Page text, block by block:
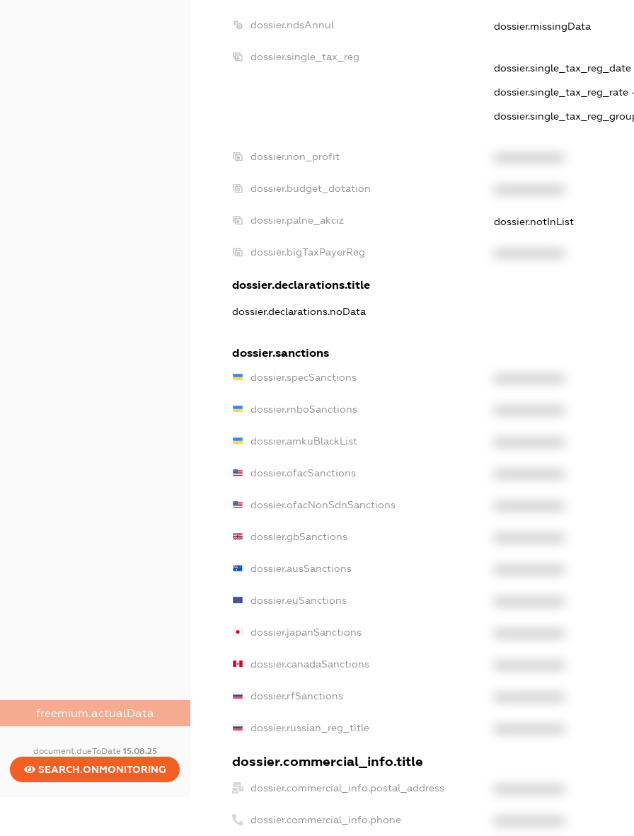
freemium.actualData
document.dueToDate 15.08.25
SEARCH.ONMONITORING
dossier.ndsAnnul dossier.missingData
dossier.single_tax_reg
dossier.single_tax_reg_date
dossier.single_tax_reg_rate
dossier.non_profit
dossier.budget_dotation
dossier.palne_akciz dossier.notInList
dossier.bigTaxPayerReg
dossier.declarations.title
dossier.declarations.noData
dossier.sanctions
dossier.specSanctions
dossier.rnboSanctions
dossier.amkuBlackList
dossier.ofacSanctions
dossier.ofacNonSdnSanctions
dossier.gbSanctions
dossier.ausSanctions
dossier.euSanctions
dossier.japanSanctions
dossier.canadaSanctions
dossier.rfSanctions
dossier.russian_reg_title
dossier.commercial_info.title
dossier.commercial_info.postal_address
dossier.commercial_info.phone